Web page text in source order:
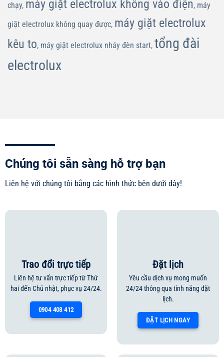
chạy, máy giặt electrolux không vào điện, máy
giặt electrolux không quay được, máy giặt electrolux
kêu to, máy giặt electrolux nháy đèn start, tổng đài
electrolux
Chúng tôi sẵn sàng hỗ trợ bạn
Liên hệ với chúng tôi bằng các hình thức bên dưới đây!
Trao đổi trực tiếp
Liên hệ tư vấn trực tiếp từ Thứ
hai đến Chủ nhật, phục vụ 24/24.
0904 408 412
Đặt lịch
Yêu cầu dịch vụ mong muốn
24/24 thông qua tính năng đặt
lịch.
ĐẶT LỊCH NGAY